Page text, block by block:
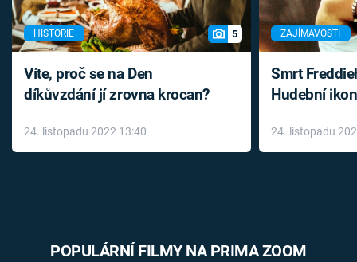
HISTORIE 5
Víte, proč se na Den
díkůvzdání jí zrovna krocan?
24. listopadu 2022 13:40
ZAJÍMAVOSTI
Smrt
Hudební
léky
24. listopadu
POPULÁRNÍ FILMY NA PRIMA ZOOM